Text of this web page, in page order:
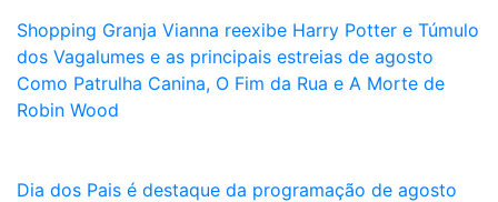
Shopping Granja Vianna reexibe Harry Potter e Túmulo
dos Vagalumes e as principais estreias de agosto
Como Patrulha Canina, O Fim da Rua e A Morte de
Robin Wood
Dia dos Pais é destaque da programação de agosto